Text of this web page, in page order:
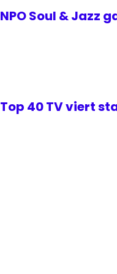
NPO Soul & Jazz
Top 40 TV viert